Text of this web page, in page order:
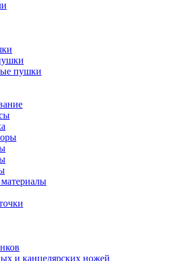
пушки
и канцелярских ножей